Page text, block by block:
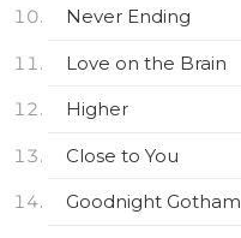
Never Ending
Love on the Brain
Higher
Close to You
Goodnight Gotham